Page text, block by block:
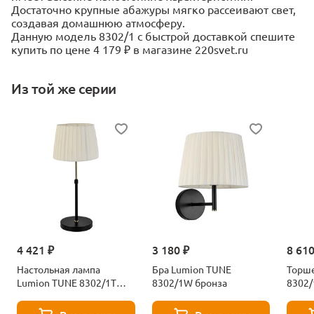
Достаточно крупные абажуры мягко рассеивают свет,
создавая домашнюю атмосферу.
Данную модель 8302/1 с быстрой доставкой спешите
купить по цене 4 179 ₽ в магазине 220svet.ru
Из той же серии
4 421 ₽
Настольная лампа
Lumion TUNE 8302/1T
3 180 ₽
Бра Lumion TUNE
8302/1W бронза
8
8302/